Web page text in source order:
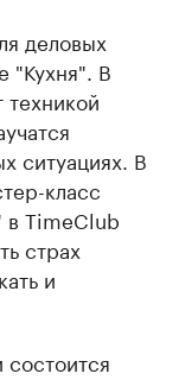
деловых
"Кухня". В
техникой
ситуациях. В
класс
в TimeClub
страх
и